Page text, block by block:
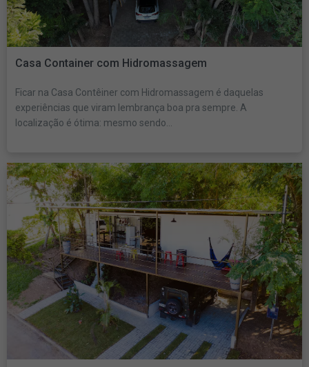
Casa Container com Hidromassagem
Ficar na Casa Contêiner com Hidromassagem é daquelas
experiências que viram lembrança boa pra sempre. A
localização é ótima: mesmo sendo...